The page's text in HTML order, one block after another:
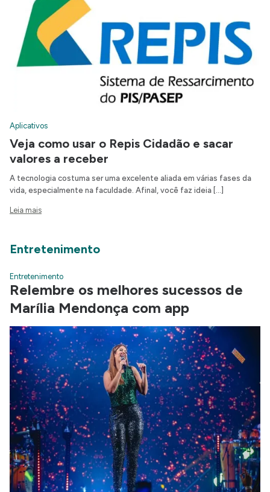
Aplicativos
Veja como usar o Repis Cidadão e sacar
valores a receber
A tecnologia costuma ser uma excelente aliada em várias fases da
vida, especialmente na faculdade. Afinal, você faz ideia […]
Leia mais
Entretenimento
Entretenimento
Relembre os melhores sucessos de
Marília Mendonça com app